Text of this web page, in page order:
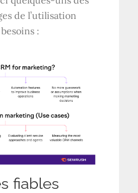
de l’utilisation
:
fiables